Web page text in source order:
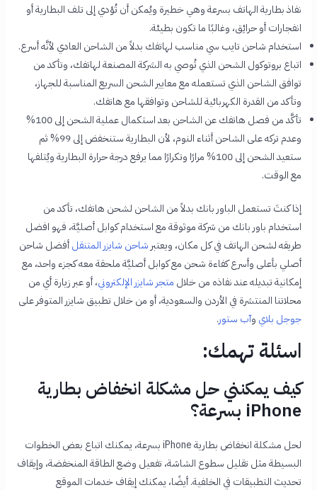
نفاذ بطارية الهاتف بسرعةوهي خطيرة ويُمكن أن تُؤدي إلى تلف البطارية أو
انفجارات أو حرائِق، وغالبًا ما تكون بطيئة.
استخدام شاحن تايب سي مناسب لهاتفك بدلاً من الشاحن العادي لأنَّهأسرع.
اتباع بروتوكول الشحن الذي تُوصي به الشركة المصنعة لهاتفك، وتأكد من
توافق الشاحن الذي تستعمله مع معايير الشحن السريع المناسبة للجهاز،
وتأكد من القدرة الكهربائية للشاحن وتوافقها مع هاتفك.
تأكَّد من فصل هاتفك عن الشاحن بعد استكمال عملية الشحن إلى 100%
وعدم تركه على الشاحن أثناء النوم، لأن البطارية ستنخفض إلى 99% ثم
ستعيد الشحن إلى 100% مرارًا وتكرارًا مما يرفع درجة حرارة البطارية ويُتلفها
مع الوقت.
إذا كنتَ تستعمل الباور بانك بدلاً من الشاحن لشحن هاتفك، تأكد من
استخدام باور بانك من شركة موثوقة مع استخدام كوابل أصليَّة، فهو افضل
طريقه لشحن الهاتف في كل مكان، ويعتبر شاحن شايزر المتنقلأفضل شاحن
أصلي بأعلى وأسرع كفاءة شحن مع كوابل أصليَّة ملحقة معه كجزء واحد، مع
إمكانية تبديله عند نفاذه من خلال متجر شايزر الإلكتروني، أو عبر زيارة أي من
محلاتنا المنتشرة في الأردن والسعودية، أو من خلال تطبيق شايزر المتوفر على
جوجل بلاي وآب ستور.
اسئلة تهمك:
كيف يمكنني حل مشكلة انخفاض بطارية
iPhone بسرعة؟
لحل مشكلة انخفاض بطارية iPhone بسرعة، يمكنك اتباع بعض الخطوات
البسيطة مثل تقليل سطوع الشاشة، تفعيل وضع الطاقة المنخفضة، وإيقاف
تحديث التطبيقات في الخلفية. أيضًا، يمكنك إيقاف خدمات الموقع